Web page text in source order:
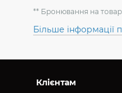
** Бронювання на
Більше інформації
Клієнтам